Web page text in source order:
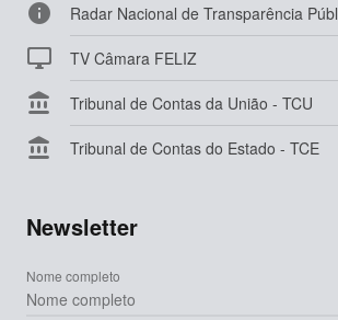
 Radar Nacional de Transparência
 TV Câmara FELIZ
 Tribunal de Contas da União - TCU
 Tribunal de Contas do Estado - TCE
Newsletter
Nome completo